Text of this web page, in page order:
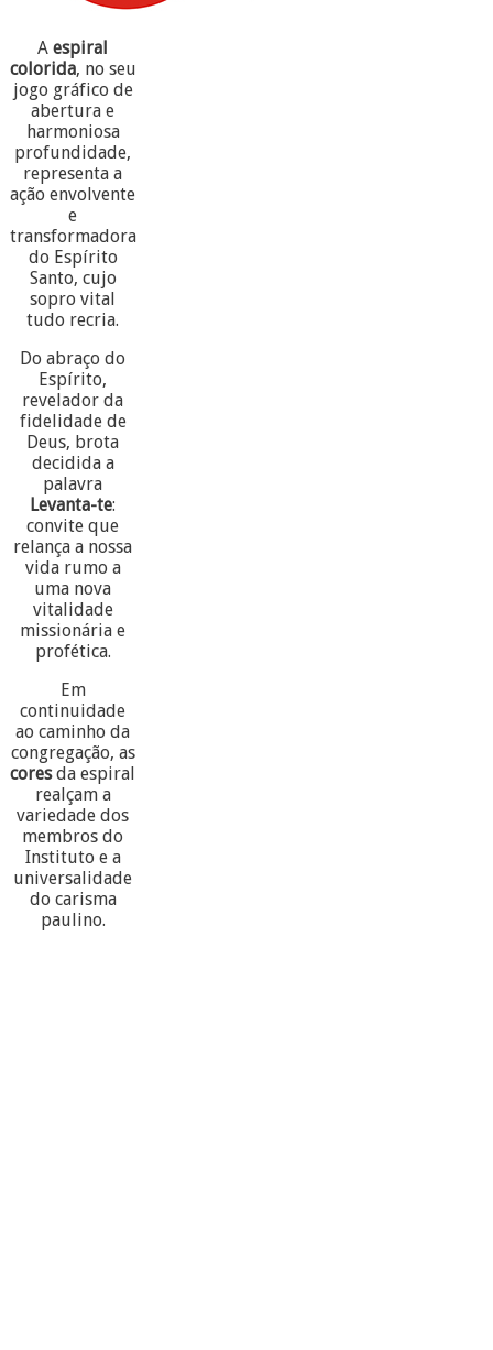
Aespiral
colorida, no seu
jogo gráfico de
abertura e
harmoniosa
profundidade,
representa a
ação envolvente
e
transformadora
do Espírito
Santo, cujo
sopro vital
tudo recria.
Do abraço do
Espírito,
revelador da
fidelidade de
Deus, brota
decidida a
palavra
Levanta-te:
convite que
relança a nossa
vida rumo a
uma nova
vitalidade
missionária e
profética.
Em
continuidade
ao caminho da
congregação, as
coresda espiral
realçam a
variedade dos
membros do
Instituto e a
universalidade
do carisma
paulino.